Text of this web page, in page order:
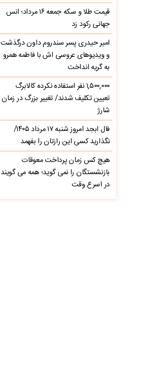
قیمت طلا و سکه جمعه ۱۶ مرداد؛ انس
جهانی رکود زد
امیر حیدری پسر سندروم داون درگذشت
و ویدیوهای عروسی اش با فاطمه همرو
به گریه انداخت
۱,۵۰۰,۰۰۰ نفر استفاده نکرده کالابرگ
تعیین تکلیف شدند/ تغییر بزرگ در زمان
شارژ
فال ابجد امروز شنبه ۱۷ مرداد ۱۴۰۵/
نگذارید کسی این رازتان را بفهمد
هیچ کس زمان پرداخت معوقات
بازنشستگان را نمی گوید؛ همه می گویند
در اسرع وقت